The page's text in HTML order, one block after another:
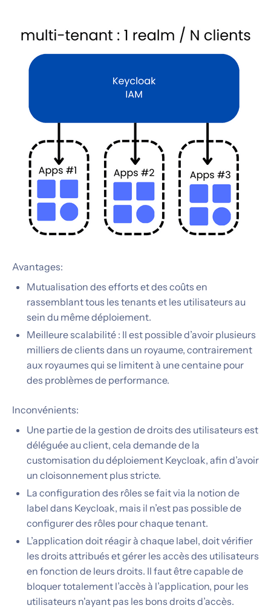
Avantages:
Mutualisation des efforts et des coûts en
rassemblant tous les tenants et les utilisateurs au
sein du même déploiement.
Meilleure scalabilité : Il est possible d’avoir plusieurs
milliers de clients dans un royaume, contrairement
aux royaumes qui se limitent à une centaine pour
des problèmes de performance.
Inconvénients:
Une partie de la gestion de droits des utilisateurs est
déléguée au client, cela demande de la
customisation du déploiement Keycloak, afin d’avoir
un cloisonnement plus stricte.
La configuration des rôles se fait via la notion de
label dans Keycloak, mais il n’est pas possible de
configurer des rôles pour chaque tenant.
L’application doit réagir à chaque label, doit vérifier
les droits attribués et gérer les accès des utilisateurs
en fonction de leurs droits. Il faut être capable de
bloquer totalement l’accès à l’application, pour les
utilisateurs n'ayant pas les bons droits d’accès.